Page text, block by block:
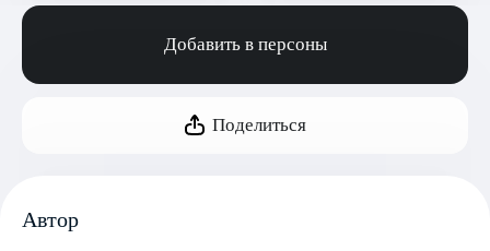
Добавить в персоны
Поделиться
Автор